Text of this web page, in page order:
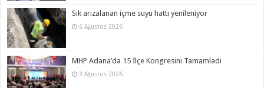
Sık arızalanan içme suyu hattı yenileniyor
6 Ağustos 2026
MHP Adana’da 15 İlçe Kongresini Tamamladı
3 Ağustos 2026